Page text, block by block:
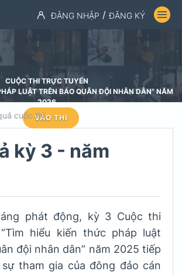
ĐĂNG NHẬP / ĐĂNG KÝ
CUỘC THI TRỰC TUYẾN
LUẬT TRÊN BÁO QUÂN ĐỘI NHÂN DÂN” NĂM
2026
VÀO THI
cuộc thi
kỳ 3 - năm
phát động, kỳ 3 Cuộc thi
hiểu kiến thức pháp luật
đội nhân dân” năm 2025 tiếp
tham gia của đông đảo cán